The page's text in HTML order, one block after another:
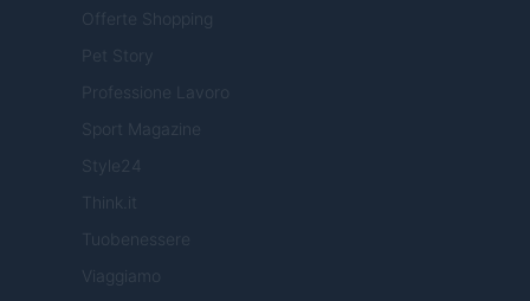
Offerte Shopping
Pet Story
Professione Lavoro
Sport Magazine
Style24
Think.it
Tuobenessere
Viaggiamo